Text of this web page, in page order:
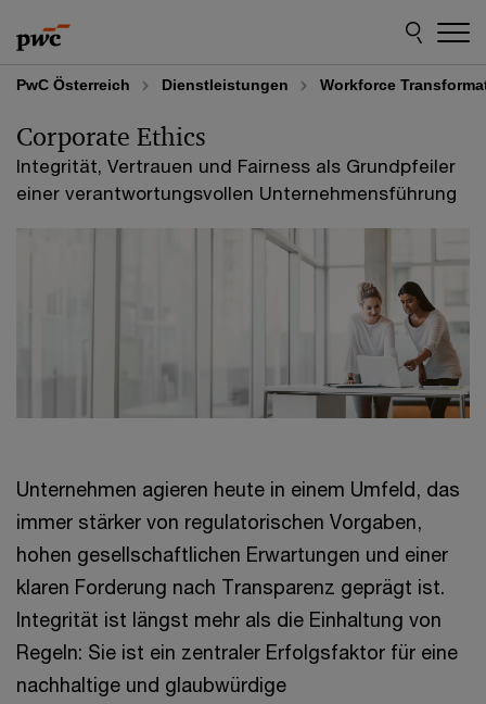
to
content
to
footer
PwC Österreich Dienstleistungen Workforce
Integrität, Vertrauen und Fairness als Grundpfeiler
einer verantwortungsvollen Unternehmensführung
Corporate Ethics
Unternehmen agieren heute in einem Umfeld, das
immer stärker von regulatorischen Vorgaben,
hohen gesellschaftlichen Erwartungen und einer
klaren Forderung nach Transparenz geprägt ist.
Integrität ist längst mehr als die Einhaltung von
Regeln: Sie ist ein zentraler Erfolgsfaktor für eine
nachhaltige und glaubwürdige